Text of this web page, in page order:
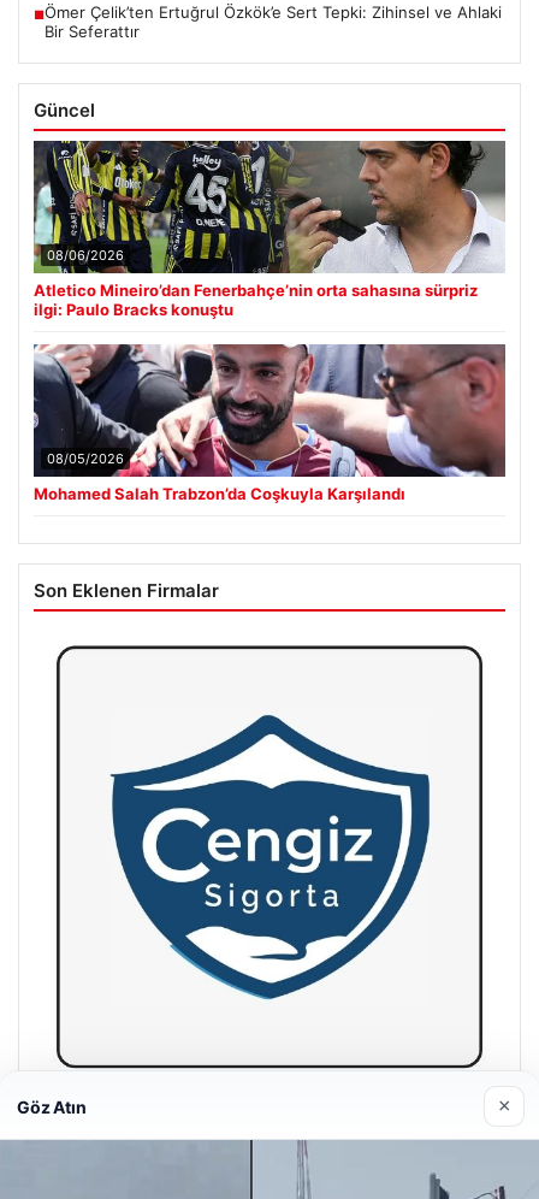
■Ömer Çelik’ten Ertuğrul Özkök’e Sert Tepki: Zihinsel ve Ahlaki
Bir Seferattır
Güncel
08/06/2026
Atletico Mineiro’dan Fenerbahçe’nin orta sahasına sürpriz
ilgi: Paulo Bracks konuştu
08/05/2026
Mohamed Salah Trabzon’da Coşkuyla Karşılandı
Son Eklenen Firmalar
Hastaş Beton
Göz Atın ×